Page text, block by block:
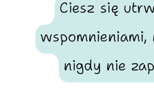
Ciesz się
nigdy nie